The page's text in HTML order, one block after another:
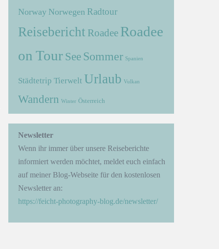
Norway Norwegen Radtour
Reisebericht Roadee Roadee
on Tour See Sommer Spanien
Städtetrip Tierwelt Urlaub Vulkan
Wandern Winter Österreich
Newsletter
Wenn ihr immer über unsere Reiseberichte
informiert werden möchtet, meldet euch einfach
auf meiner Blog-Webseite für den kostenlosen
Newsletter an:
https://feicht-photography-blog.de/newsletter/